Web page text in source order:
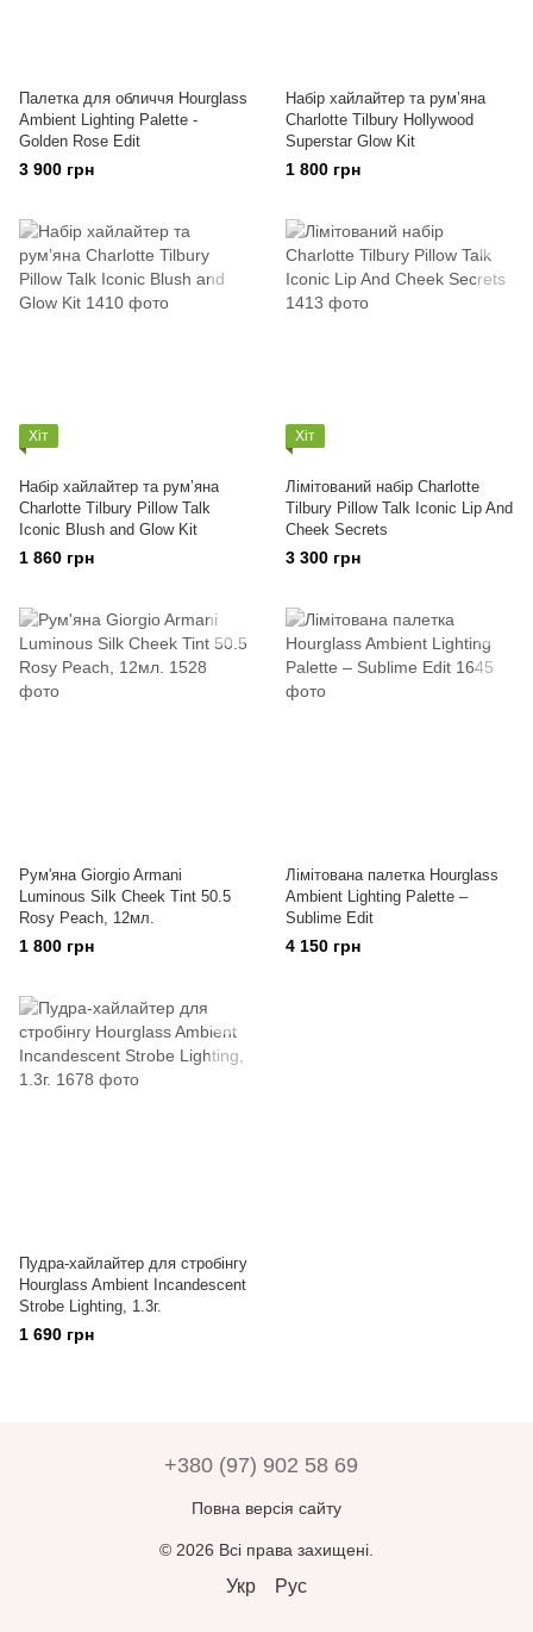
Палетка для обличчя Hourglass
Ambient Lighting Palette -
Golden Rose Edit
3 900 грн
Набір хайлайтер та румʼяна
Charlotte Tilbury Hollywood
Superstar Glow Kit
1 800 грн
Хіт
Набір хайлайтер та румʼяна
Charlotte Tilbury Pillow Talk
Iconic Blush and Glow Kit
1 860 грн
Хіт
Лімітований набір Charlotte
Tilbury Pillow Talk Iconic Lip And
Cheek Secrets
3 300 грн
Рум'яна Giorgio Armani
Luminous Silk Cheek Tint 50.5
Rosy Peach, 12мл.
1 800 грн
Лімітована палетка Hourglass
Ambient Lighting Palette –
Sublime Edit
4 150 грн
Пудра-хайлайтер для стробінгу
Hourglass Ambient Incandescent
Strobe Lighting, 1.3г.
1 690 грн
+380 (97) 902 58 69
Повна версія сайту
© 2026 Всі права захищені.
Укр Рус